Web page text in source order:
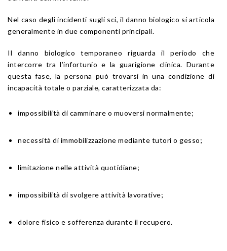
Nel caso degli incidenti sugli sci, il danno biologico si articola
generalmente in due componenti principali.
Il danno biologico temporaneo riguarda il periodo che
intercorre tra l’infortunio e la guarigione clinica. Durante
questa fase, la persona può trovarsi in una condizione di
incapacità totale o parziale, caratterizzata da:
impossibilità di camminare o muoversi normalmente;
necessità di immobilizzazione mediante tutori o gesso;
limitazione nelle attività quotidiane;
impossibilità di svolgere attività lavorative;
dolore fisico e sofferenza durante il recupero.